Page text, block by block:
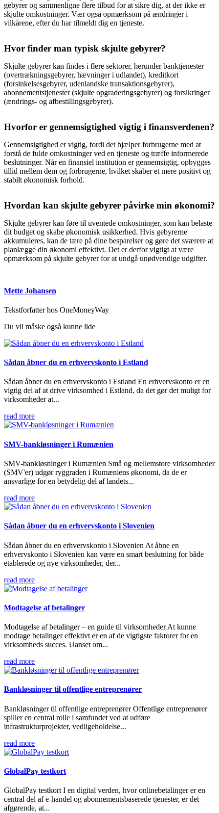
gebyrer og sammenligne flere tilbud for at sikre dig, at der ikke er
skjulte omkostninger. Vær også opmærksom på ændringer i
vilkårene, efter du har tilmeldt dig en tjeneste.
Hvor finder man typisk skjulte gebyrer?
Skjulte gebyrer kan findes i flere sektorer, herunder banktjenester
(overtrækningsgebyrer, hævninger i udlandet), kreditkort
(forsinkelsesgebyrer, udenlandske transaktionsgebyrer),
abonnementstjenester (skjulte opgraderingsgebyrer) og forsikringer
(ændrings- og afbestillingsgebyrer).
Hvorfor er gennemsigtighed vigtig i finansverdenen?
Gennemsigtighed er vigtig, fordi det hjælper forbrugerne med at
forstå de fulde omkostninger ved en tjeneste og træffe informerede
beslutninger. Når en finansiel institution er gennemsigtig, opbygges
tillid mellem dem og forbrugerne, hvilket skaber et mere positivt og
stabilt økonomisk forhold.
Hvordan kan skjulte gebyrer påvirke min økonomi?
Skjulte gebyrer kan føre til uventede omkostninger, som kan belaste
dit budget og skabe økonomisk usikkerhed. Hvis gebyrerne
akkumuleres, kan de tære på dine besparelser og gøre det sværere at
planlægge din økonomi effektivt. Det er derfor vigtigt at være
opmærksom på skjulte gebyrer for at undgå unødvendige udgifter.
Mette Johansen
Tekstforfatter hos OneMoneyWay
Du vil måske også kunne lide
Sådan åbner du en erhvervskonto i Estland
Sådan åbner du en erhvervskonto i Estland En erhvervskonto er en
vigtig del af at drive virksomhed i Estland, da det gør det muligt for
virksomheder at...
read more
SMV-bankløsninger i Rumænien
SMV-bankløsninger i Rumænien Små og mellemstore virksomheder
(SMV'er) udgør ryggraden i Rumæniens økonomi, da de er
ansvarlige for en betydelig del af landets...
read more
Sådan åbner du en erhvervskonto i Slovenien
Sådan åbner du en erhvervskonto i Slovenien At åbne en
erhvervskonto i Slovenien kan være en smart beslutning for både
etablerede og nye virksomheder, der...
read more
Modtagelse af betalinger
Modtagelse af betalinger – en guide til virksomheder At kunne
modtage betalinger effektivt er en af de vigtigste faktorer for en
virksomheds succes. Uanset om...
read more
Bankløsninger til offentlige entreprenører
Bankløsninger til offentlige entreprenører Offentlige entreprenører
spiller en central rolle i samfundet ved at udføre
infrastrukturprojekter, vedligeholdelse...
read more
GlobalPay testkort
GlobalPay testkort I en digital verden, hvor onlinebetalinger er en
central del af e-handel og abonnementsbaserede tjenester, er det
afgørende, at...